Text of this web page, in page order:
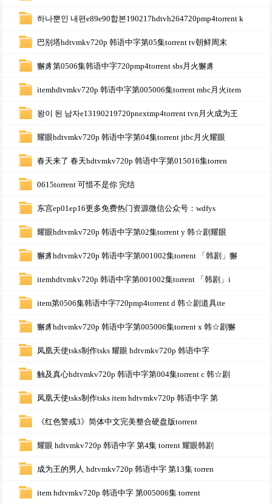
하나뿐인 내편e89e90합본190217hdtvh264720pmp4torrent k
巴别塔hdtvmkv720p 韩语中字第05集torrent tv朝鲜周末
獬豸第0506集韩语中字720pmp4torrent sbs月火獬豸
itemhdtvmkv720p 韩语中字第005006集torrent mbc月火item
왕이 된 남자e13190219720pnextmp4torrent tvn月火成为王
耀眼hdtvmkv720p 韩语中字第04集torrent jtbc月火耀眼
春天来了 春天hdtvmkv720p 韩语中字第015016集torren
0615torrent 可惜不是你 完结
东宫ep01ep16更多免费热门资源微信公众号：wdfys
耀眼hdtvmkv720p 韩语中字第02集torrent y 韩☆剧耀眼
獬豸hdtvmkv720p 韩语中字第001002集torrent 「韩剧」獬
itemhdtvmkv720p 韩语中字第001002集torrent 「韩剧」i
item第0506集韩语中字720pmp4torrent d 韩☆剧道具ite
獬豸hdtvmkv720p 韩语中字第005006集torrent x 韩☆剧獬
凤凰天使tsks制作tsks 耀眼 hdtvmkv720p 韩语中字
触及真心hdtvmkv720p 韩语中字第004集torrent c 韩☆剧
凤凰天使tsks制作tsks item hdtvmkv720p 韩语中字 第
《红色警戒3》简体中文完美整合硬盘版torrent
耀眼 hdtvmkv720p 韩语中字 第4集 torrent 耀眼韩剧
成为王的男人 hdtvmkv720p 韩语中字 第13集 torren
item hdtvmkv720p 韩语中字 第005006集 torrent